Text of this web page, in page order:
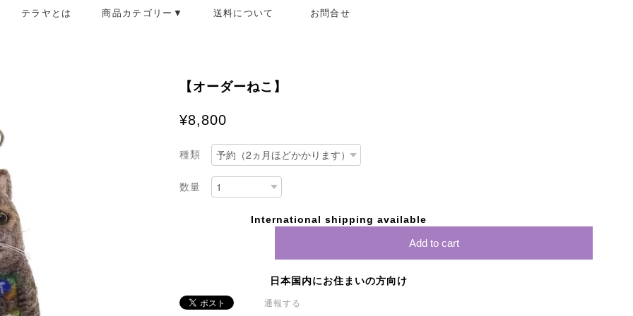
テラヤとは 商品カテゴリー▼ 送料について お問合せ
【オーダーねこ】
¥8,800
種類
数量
International shipping available
Add to cart
日本国内にお住まいの方向け
通報する